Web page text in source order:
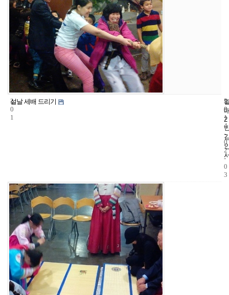
2
0
1
설날 세배 드리기
2
5
8
2
0
1
4
-
0
2
-
0
3